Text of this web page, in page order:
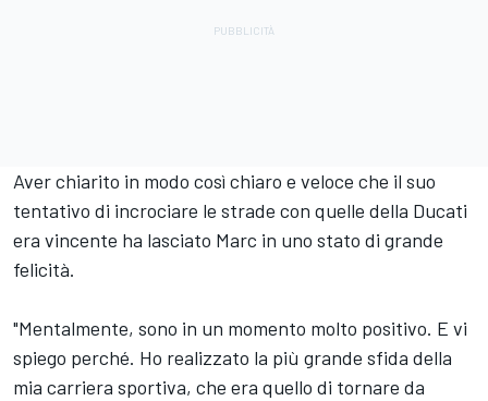
Aver chiarito in modo così chiaro e veloce che il suo
tentativo di incrociare le strade con quelle della Ducati
era vincente ha lasciato Marc in uno stato di grande
felicità.
"Mentalmente, sono in un momento molto positivo. E vi
spiego perché. Ho realizzato la più grande sfida della
mia carriera sportiva, che era quello di tornare da